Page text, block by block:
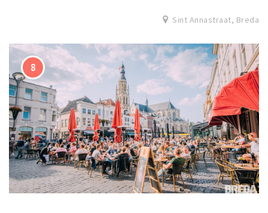
Sint Annastraat, Breda